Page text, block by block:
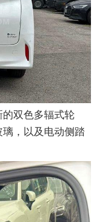
双色多辐式轮
，以及电动侧踏